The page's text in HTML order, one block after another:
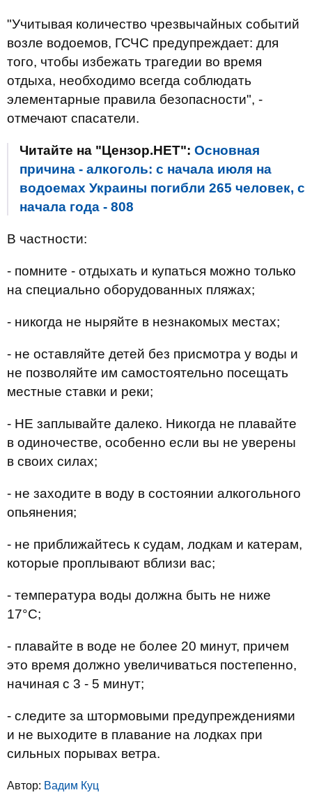
"Учитывая количество чрезвычайных событий
возле водоемов, ГСЧС предупреждает: для
того, чтобы избежать трагедии во время
отдыха, необходимо всегда соблюдать
элементарные правила безопасности", -
отмечают спасатели.
Читайте на "Цензор.НЕТ": Основная
причина - алкоголь: с начала июля на
водоемах Украины погибли 265 человек, с
начала года - 808
В частности:
- помните - отдыхать и купаться можно только
на специально оборудованных пляжах;
- никогда не ныряйте в незнакомых местах;
- не оставляйте детей без присмотра у воды и
не позволяйте им самостоятельно посещать
местные ставки и реки;
- НЕ заплывайте далеко. Никогда не плавайте
в одиночестве, особенно если вы не уверены
в своих силах;
- не заходите в воду в состоянии алкогольного
опьянения;
- не приближайтесь к судам, лодкам и катерам,
которые проплывают вблизи вас;
- температура воды должна быть не ниже
17°С;
- плавайте в воде не более 20 минут, причем
это время должно увеличиваться постепенно,
начиная с 3 - 5 минут;
- следите за штормовыми предупреждениями
и не выходите в плавание на лодках при
сильных порывах ветра.
Автор: Вадим Куц